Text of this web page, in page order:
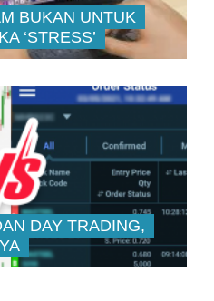
BUKAN UNTUK
‘STRESS’
DAY TRADING,